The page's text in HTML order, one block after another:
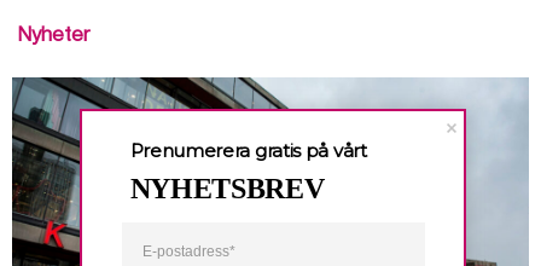
Nyheter
Prenumerera gratis på vårt
NYHETSBREV